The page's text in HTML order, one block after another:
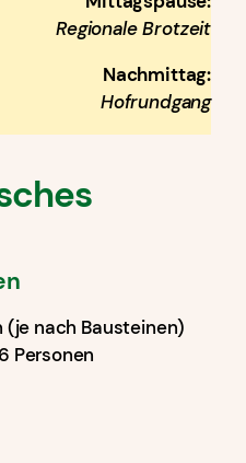
Regionale Brotzeit
Nachmittag:
Hofrundgang
(je nach Bausteinen)
Personen